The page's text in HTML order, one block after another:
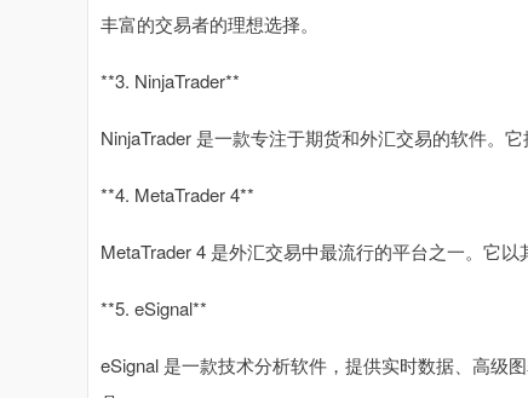
丰富的交易者的理想选择。
**3. NinjaTrader**
NinjaTrader 是一款专注于期货和外汇交易的软件。
**4. MetaTrader 4**
MetaTrader 4 是外汇交易中最流行的平台之一。它
**5. eSignal**
eSignal 是一款技术分析软件，提供实时数据、高级